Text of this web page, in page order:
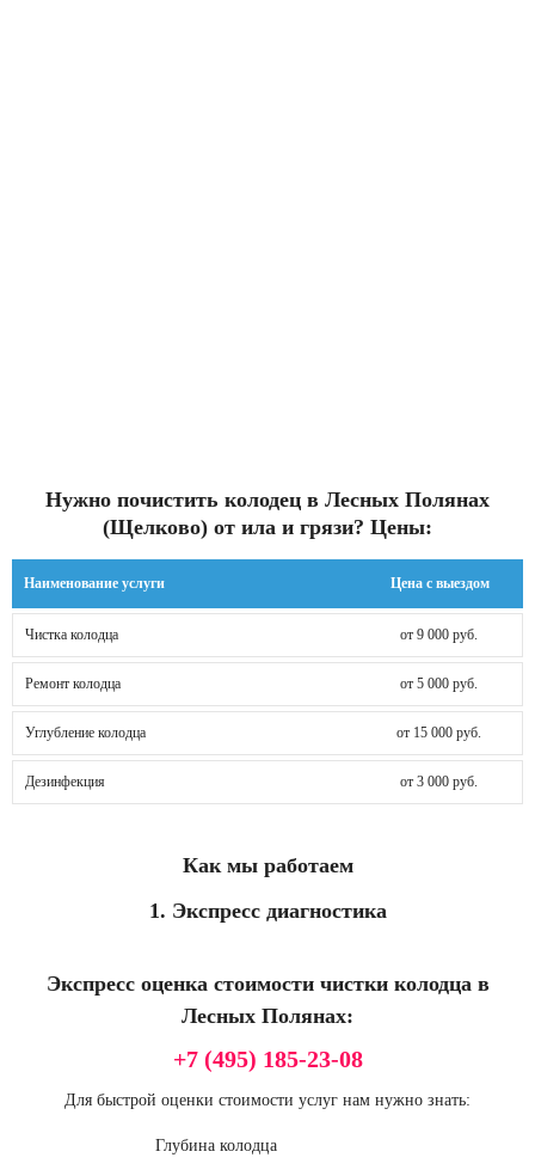
Нужно почистить колодец в Лесных Полянах
(Щелково) от ила и грязи? Цены:
Наименование услуги Цена с выездом
Чистка колодца от 9 000 руб.
Ремонт колодца от 5 000 руб.
Углубление колодца от 15 000 руб.
Дезинфекция от 3 000 руб.
Как мы работаем
1. Экспресс диагностика
Экспресс оценка стоимости чистки колодца в
Лесных Полянах:
+7 (495) 185-23-08
Для быстрой оценки стоимости услуг нам нужно знать:
Глубина колодца